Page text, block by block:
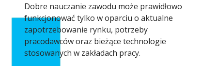
Dobre nauczanie zawodu może prawidłowo
funkcjonować tylko w oparciu o aktualne
zapotrzebowanie rynku, potrzeby
pracodawców oraz bieżące technologie
stosowanych w zakładach pracy.